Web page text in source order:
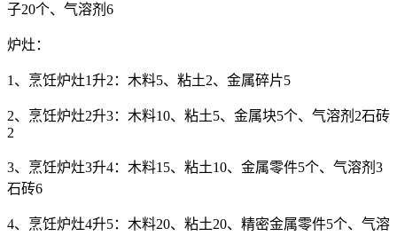
子20个、气溶剂6
炉灶：
1、烹饪炉灶1升2：木料5、粘土2、金属碎片5
2、烹饪炉灶2升3：木料10、粘土5、金属块5个、气溶剂2石砖
2
3、烹饪炉灶3升4：木料15、粘土10、金属零件5个、气溶剂3
石砖6
4、烹饪炉灶4升5：木料20、粘土20、精密金属零件5个、气溶